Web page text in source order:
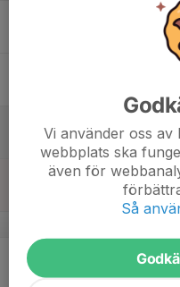
20
Mån
Vi använder oss
webbplats ska
även för
Så